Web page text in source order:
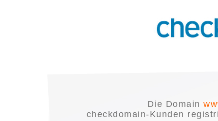
Die Domain
checkdomain-Kunden